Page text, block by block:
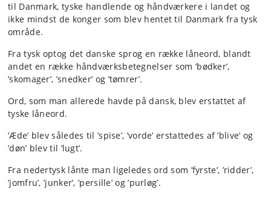
til Danmark, tyske handlende og håndværkere i landet og
ikke mindst de konger som blev hentet til Danmark fra tysk
område.
Fra tysk optog det danske sprog en række låneord, blandt
andet en række håndværksbetegnelser som ’bødker’,
’skomager’, ’snedker’ og ’tømrer’.
Ord, som man allerede havde på dansk, blev erstattet af
tyske låneord.
’Æde’ blev således til ’spise’, ’vorde’ erstattedes af ’blive’ og
’døn’ blev til ’lugt’.
Fra nedertysk lånte man ligeledes ord som ’fyrste’, ’ridder’,
’jomfru’, ’junker’, ’persille’ og ’purløg’.